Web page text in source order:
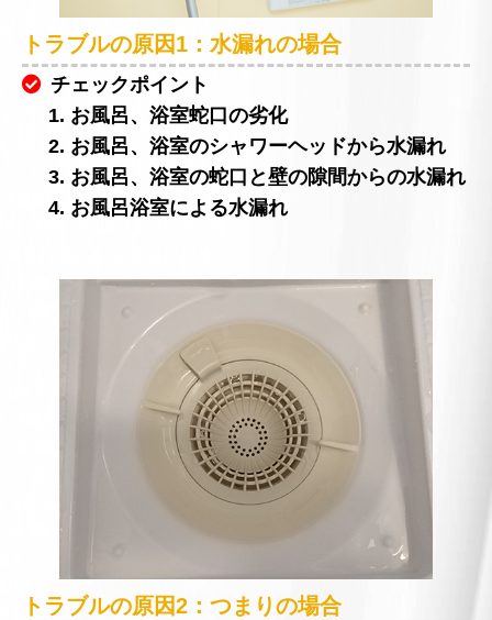
トラブルの原因1：水漏れの場合
チェックポイント
1. お風呂、浴室蛇口の劣化
2. お風呂、浴室のシャワーヘッドから水漏れ
3. お風呂、浴室の蛇口と壁の隙間からの水漏れ
4. お風呂浴室による水漏れ
トラブルの原因2：つまりの場合